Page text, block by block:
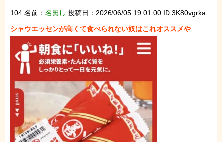
104 名前： 名無し 投稿日：2026/06/05 19:01:00 ID:3K80vgrka